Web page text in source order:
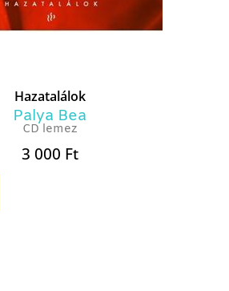
Hazatalálok
Palya Bea
CD lemez
3 000 Ft